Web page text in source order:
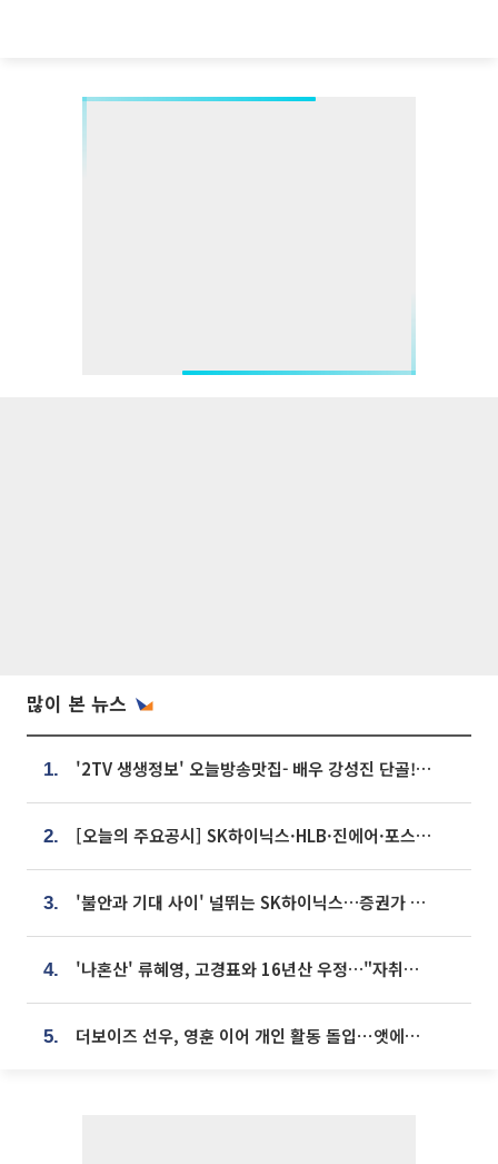
많이 본 뉴스
1. '2TV 생생정보' 오늘방송맛집- 배우 강성진 단골! 쌀국수ㆍ푸팟퐁 커리 맛집 '블○○○'
2. [오늘의 주요공시] SK하이닉스·HLB·진에어·포스코홀딩스·네이버·대우건설 등
3. '불안과 기대 사이' 널뛰는 SK하이닉스…증권가 "HBM4·LTA 기반 펀터멘털 견고"
4. '나혼산' 류혜영, 고경표와 16년산 우정…"자취방서 부모님과 마주쳐"
5. 더보이즈 선우, 영훈 이어 개인 활동 돌입⋯앳에어리어와 전속계약